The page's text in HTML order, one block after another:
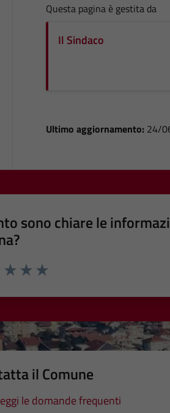
Questa pagina è gestita da
Il Sindaco
Ultimo aggiornamento: 24/
sono chiare le
il Comune
le domande frequenti